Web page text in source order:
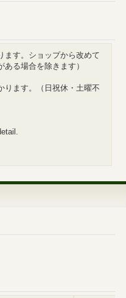
ます。ショップから改めて
る場合を除きます）
ります。（日祝休・土曜不